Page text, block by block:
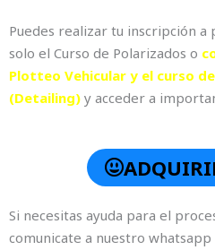
Puedes realizar tu inscripción
solo el Curso de Polarizados o
Plotteo Vehicular y el curso
(Detailing) y acceder a
Si necesitas ayuda para el
comunicate a nuestro